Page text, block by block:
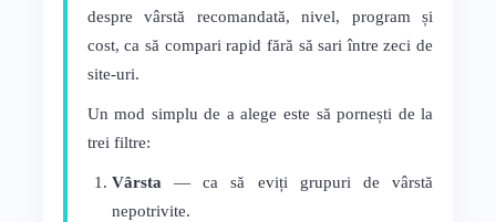
despre vârstă recomandată, nivel, program și
cost, ca să compari rapid fără să sari între zeci de
site-uri.
Un mod simplu de a alege este să pornești de la
trei filtre:
Vârsta— ca să eviți grupuri de vârstă
nepotrivite.